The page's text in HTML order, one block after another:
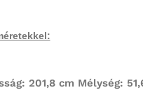
201,8 cm Mélység: